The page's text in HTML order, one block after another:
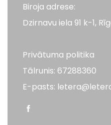
Biroja adrese:
Dzirnavu iela 91 k-1,
Privātuma politika
Tālrunis: 67288360
E-pasts: